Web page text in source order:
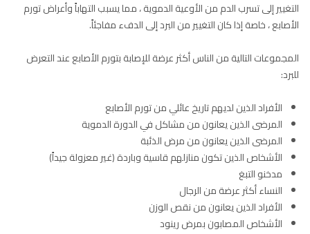
التغيير إلى تسرب الدم من الأوعية الدموية ، مما يسبب التهاباً وأعراض تورم
الأصابع ، خاصة إذا كان التغيير من البرد إلى الدفء مفاجئاً.
المجموعات التالية من الناس أكثر عرضة للإصابة بتورم الأصابع عند التعرض
للبرد:
الأفراد الذين لديهم تاريخ عائلي من تورم الأصابع
المرضى الذين يعانون من مشاكل في الدورة الدموية
المرضى الذين يعانون من مرض الذئبة
الأشخاص الذين تكون منازلهم قاسية وباردة (غير معزولة جيداً)
مدخنو التبغ
النساء أكثر عرضة من الرجال
الأفراد الذين يعانون من نقص الوزن
الأشخاص المصابون بمرض رينود